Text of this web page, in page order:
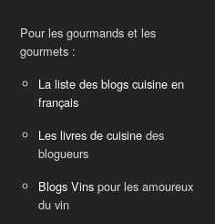
Pour les gourmands et les
gourmets :
La liste des blogs cuisine en
français
Les livres de cuisine des
blogueurs
Blogs Vins pour les amoureux
du vin